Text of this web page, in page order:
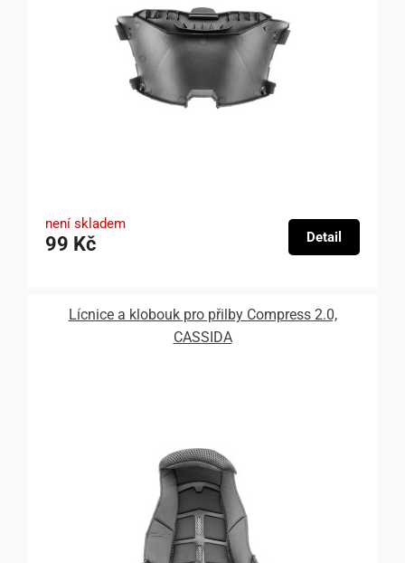
není skladem
99 Kč Detail
Lícnice a klobouk pro přilby Compress 2.0,
CASSIDA